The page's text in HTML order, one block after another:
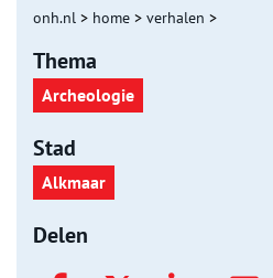
onh.nl > home > verhalen >
Thema
Archeologie
Stad
Alkmaar
Delen